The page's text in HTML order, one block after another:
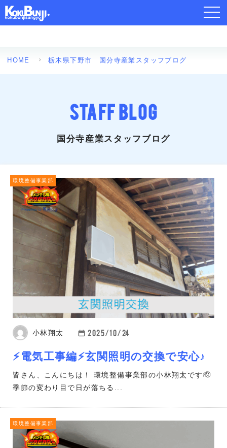
HOME 栃木県下野市 国分寺産業スタッフブログ
STAFF BLOG
国分寺産業スタッフブログ
環境整備事業部
小林翔太 2025/10/24
⚡電気工事編⚡玄関照明の交換で安心♪
皆さん、こんにちは！ 環境整備事業部の小林翔太です🫡
季節の変わり目で日が落ちる...
環境整備事業部